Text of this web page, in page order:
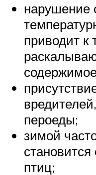
нарушение
приводит к
пероеды;
зимой
становится
птиц;